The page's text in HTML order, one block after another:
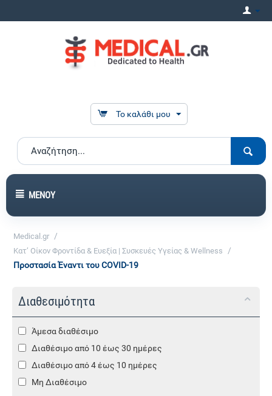
Το καλάθι μου
ΜΕΝΟΎ
Medical.gr /
Κατ’ Οίκον Φροντίδα & Ευεξία | Συσκευές Υγείας & Wellness
/
Προστασία Έναντι του COVID-19
Διαθεσιμότητα
Άμεσα διαθέσιμο
Διαθέσιμο από 10 έως 30 ημέρες
Διαθέσιμο από 4 έως 10 ημέρες
Μη Διαθέσιμο